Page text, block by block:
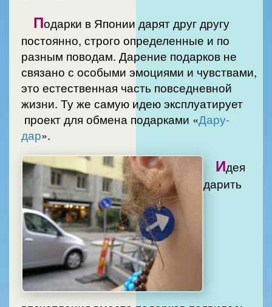
Подарки в Японии дарят друг другу
постоянно, строго определенные и по
разным поводам. Дарение подарков не
связано с особыми эмоциями и чувствами,
это естественная часть повседневной
жизни. Ту же самую идею эксплуатирует
проект для обмена подарками «Дару-
дар
Идея
дарить